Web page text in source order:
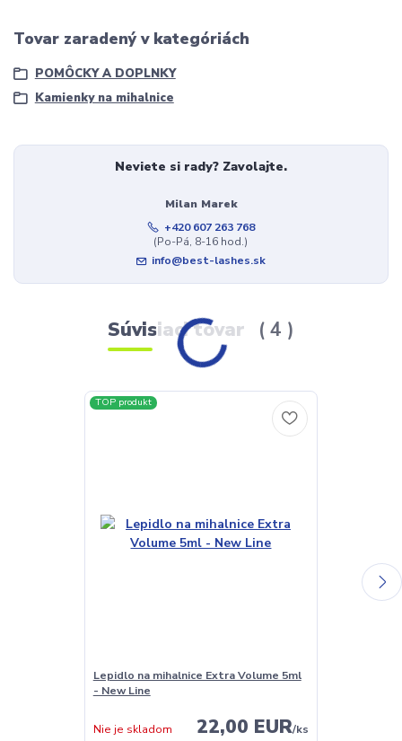
Tovar zaradený v kategóriách
POMÔCKY A DOPLNKY
Kamienky na mihalnice
Neviete si rady? Zavolajte.
Milan Marek
+420 607 263 768
(Po-Pá, 8-16 hod.)
info@best-lashes.sk
Súvisiaci tovar 4
TOP produkt
Lepidlo na mihalnice Extra Volume 5ml
- New Line
22,00 EUR/ks
Nie je skladom